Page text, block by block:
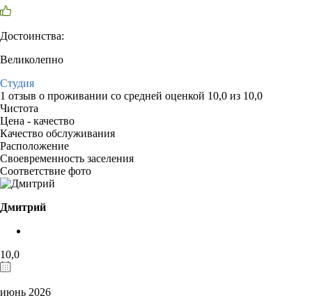
Достоинства:
Великолепно
Студия
1 отзыв о проживании со средней оценкой 10,0 из 10,0
Чистота
Цена - качество
Качество обслуживания
Расположение
Своевременность заселения
Соответствие фото
Дмитрий
10,0
июнь 2026